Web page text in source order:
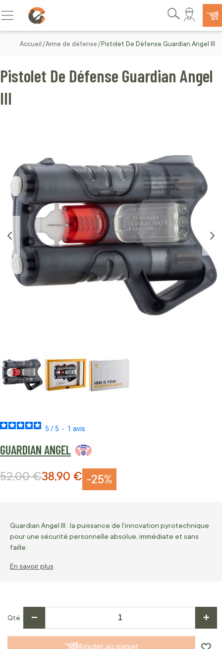
Allez au contenu
Basculer la navigation
Rechercher
Accueil Arme de défense Pistolet De Défense Guardian Angel III
5 /5 - 1 avis
GUARDIAN ANGEL
Pistolet De Défense Guardian Angel
III
-25%
Prix Spécial
38,90 €
Prix normal
52,00 €
Guardian Angel III : la puissance de l'innovation pyrotechnique
pour une sécurité personnelle absolue, immédiate et sans
faille.
En savoir plus
Qté − +
Ajouter au panier